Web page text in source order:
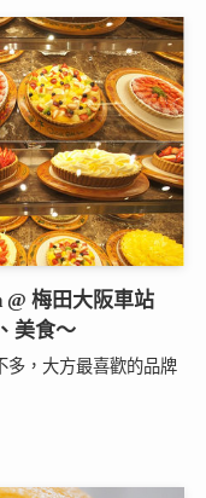
@ 梅田大阪車站
美食～
多，大方最喜歡的品牌